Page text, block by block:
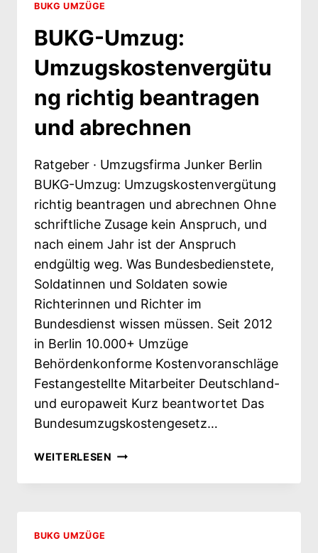
NICHT
VOLUMEN
BUKG UMZÜGE
BUKG-Umzug:
Umzugskostenvergütu
ng richtig beantragen
und abrechnen
Ratgeber · Umzugsfirma Junker Berlin
BUKG-Umzug: Umzugskostenvergütung
richtig beantragen und abrechnen Ohne
schriftliche Zusage kein Anspruch, und
nach einem Jahr ist der Anspruch
endgültig weg. Was Bundesbedienstete,
Soldatinnen und Soldaten sowie
Richterinnen und Richter im
Bundesdienst wissen müssen. Seit 2012
in Berlin 10.000+ Umzüge
Behördenkonforme Kostenvoranschläge
Festangestellte Mitarbeiter Deutschland-
und europaweit Kurz beantwortet Das
Bundesumzugskostengesetz…
WEITERLESEN BUKG-
UMZUGSKOSTENVERGÜTUNG
BUKG UMZÜGE